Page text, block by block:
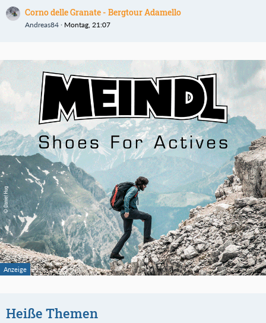
Corno delle Granate - Bergtour Adamello
Andreas84 Montag, 21:07
Heiße Themen